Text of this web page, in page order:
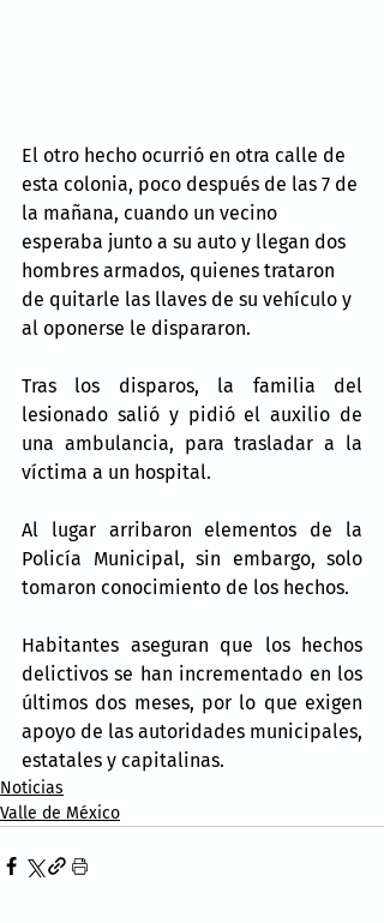
El otro hecho ocurrió en otra calle de
esta colonia, poco después de las 7 de
la mañana, cuando un vecino
esperaba junto a su auto y llegan dos
hombres armados, quienes trataron
de quitarle las llaves de su vehículo y
al oponerse le dispararon.
Tras los disparos, la familia del
lesionado salió y pidió el auxilio de
una ambulancia, para trasladar a la
víctima a un hospital.
Al lugar arribaron elementos de la
Policía Municipal, sin embargo, solo
tomaron conocimiento de los hechos.
Habitantes aseguran que los hechos
delictivos se han incrementado en los
últimos dos meses, por lo que exigen
apoyo de las autoridades municipales,
estatales y capitalinas.
Noticias
Valle de México